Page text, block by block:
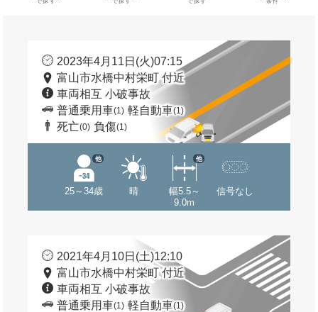
2023年4月11日(火)07:15
富山市水橋中村栄町 付近
車両相互 小破事故
普通乗用車(1) 軽自動車(1)
死亡(0) 負傷(1)
25～34歳
他
晴
幅5.5～
9.0m
他
信号なし
2021年4月10日(土)12:10
富山市水橋中村栄町 付近
車両相互 小破事故
普通乗用車(1) 軽自動車(1)